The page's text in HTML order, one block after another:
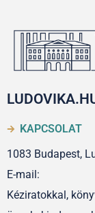
KAPCSOLAT
1083 Budapest,
E-mail:
Kéziratokkal,